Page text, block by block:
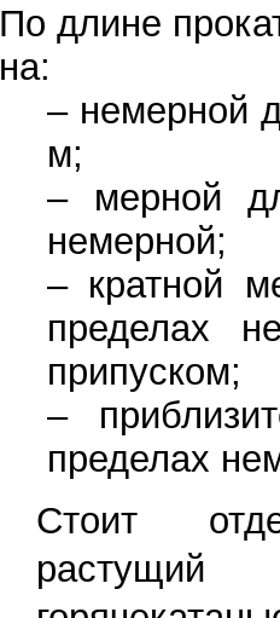
По длине
на:
– немерной
м;
– мерной
немерной;
– кратной
пределах
припуском;
–
пределах
Стоит